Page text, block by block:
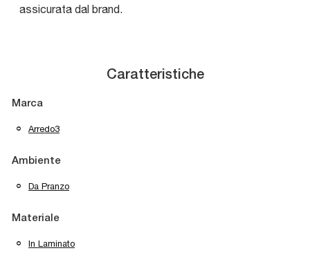
assicurata dal brand.
Caratteristiche
Marca
Arredo3
Ambiente
Da Pranzo
Materiale
In Laminato